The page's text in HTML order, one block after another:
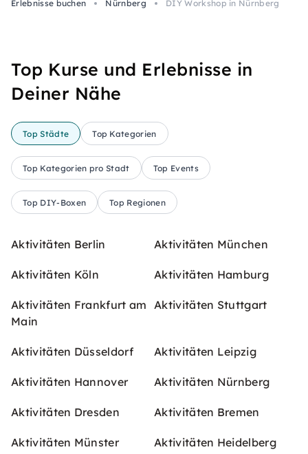
Erlebnisse buchen Nürnberg DIY Workshop in Nürnberg
Top Kurse und Erlebnisse in
Deiner Nähe
Top Städte Top Kategorien
Top Kategorien pro Stadt Top Events
Top DIY-Boxen Top Regionen
Aktivitäten Berlin Aktivitäten München
Aktivitäten Köln Aktivitäten Hamburg
Aktivitäten Frankfurt am
Main
Aktivitäten Stuttgart
Aktivitäten Düsseldorf Aktivitäten Leipzig
Aktivitäten Hannover Aktivitäten Nürnberg
Aktivitäten Dresden Aktivitäten Bremen
Aktivitäten Münster Aktivitäten Heidelberg